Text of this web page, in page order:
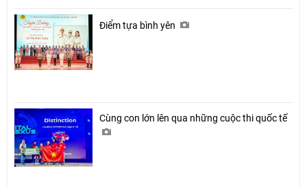
Điểm tựa bình yên
Cùng con lớn lên qua những cuộc thi quốc tế